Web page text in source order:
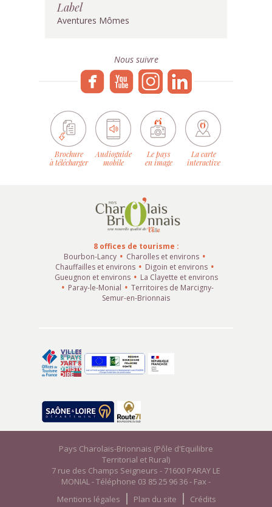
Label
Aventures Mômes
Nous suivre
Brochure
à télécharger
Audioguide
mobile
Le pays
en image
La carte
interactive
8 offices de tourisme :
Bourbon-Lancy
Charolles et environs
Chauffailles et environs
Digoin et environs
Gueugnon et environs
La Clayette et environs
Paray-le-Monial
Territoires de Marcigny-
Semur-en-Brionnais
Pays Charolais-Brionnais (Pôle d'Equilibre
Territorial et Rural)
7 rue des Champs Seigneurs - 71600 PARAY LE
MONIAL - Téléphone 03 85 25 96 36 - Fax -
Mentions légales
Plan du site Crédits